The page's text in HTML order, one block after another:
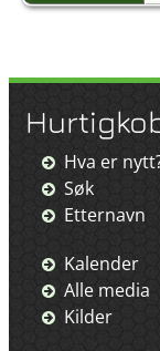
Hva er
Søk
Etternavn
Kalender
Alle media
Kilder